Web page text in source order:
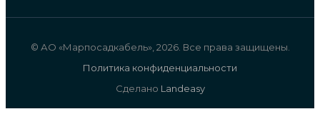
© АО «Марпосадкабель», 2026. Все права защищены.
Политика конфиденциальности
Сделано Landeasy